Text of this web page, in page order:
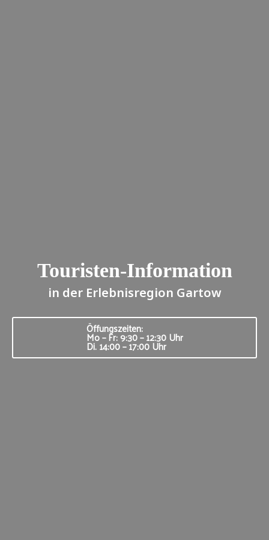
Touristen-Information
in der Erlebnisregion Gartow
Öffungszeiten:
Mo – Fr: 9:30 – 12:30 Uhr
Di. 14:00 – 17:00 Uhr